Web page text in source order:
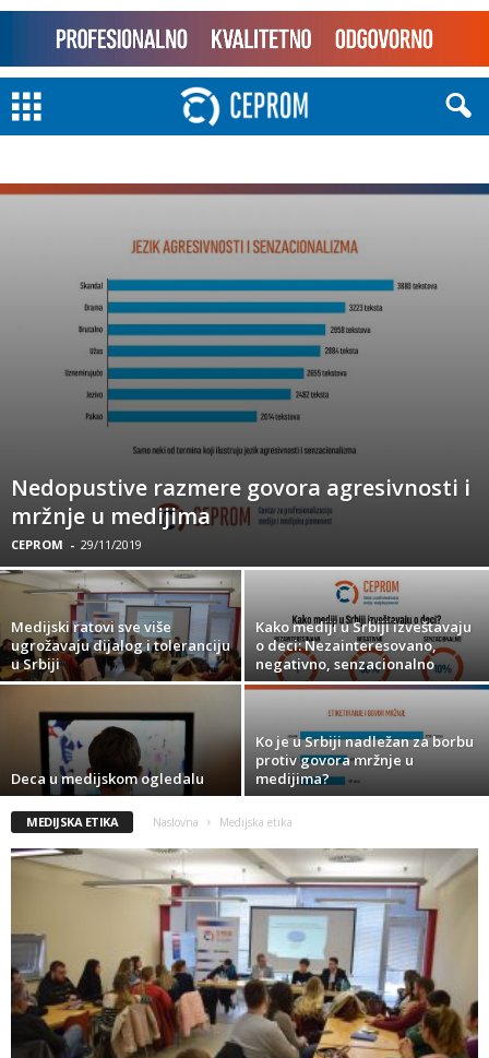
Nedopustive razmere govora agresivnosti i
mržnje u medijima
CEPROM - 29/11/2019
Medijski ratovi sve više
ugrožavaju dijalog i toleranciju
u Srbiji
Kako mediji u Srbiji izveštavaju
o deci: Nezainteresovano,
negativno, senzacionalno
Deca u medijskom ogledalu
Ko je u Srbiji nadležan za borbu
protiv govora mržnje u
medijima?
MEDIJSKA ETIKA Naslovna Medijska etika